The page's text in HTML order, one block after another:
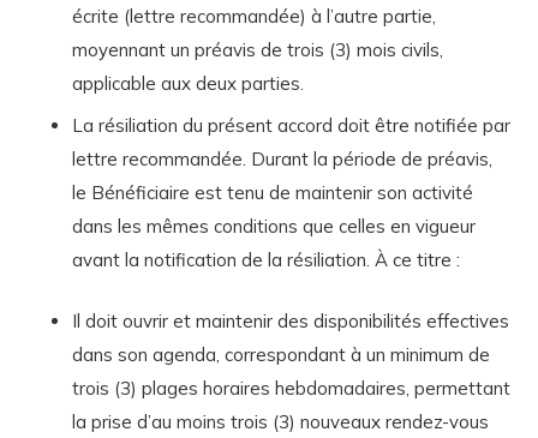
écrite (lettre recommandée) à l’autre partie,
moyennant un préavis de trois (3) mois civils,
applicable aux deux parties.
La résiliation du présent accord doit être notifiée par
lettre recommandée. Durant la période de préavis,
le Bénéficiaire est tenu de maintenir son activité
dans les mêmes conditions que celles en vigueur
avant la notification de la résiliation. À ce titre :
Il doit ouvrir et maintenir des disponibilités effectives
dans son agenda, correspondant à un minimum de
trois (3) plages horaires hebdomadaires, permettant
la prise d’au moins trois (3) nouveaux rendez-vous